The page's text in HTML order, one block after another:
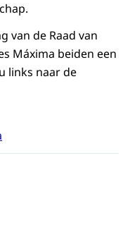
van de Raad van
Máxima beiden een
links naar de